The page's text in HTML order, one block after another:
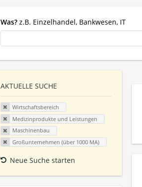
Was? z.B. Einzelhandel, Bankwesen, IT
AKTUELLE SUCHE
Wirtschaftsbereich
Medizinprodukte und Leistungen
Maschinenbau
Großunternehmen (über 1000 MA)
Neue Suche starten